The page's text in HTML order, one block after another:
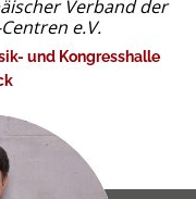
Verband der
e.V.
und Kongresshalle